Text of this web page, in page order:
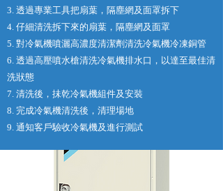
3. 透過專業工具把扇葉，隔塵網及面罩拆下
4. 仔細清洗拆下來的扇葉，隔塵網及面罩
5. 對冷氣機噴灑高濃度清潔劑清洗冷氣機冷凍銅管
6. 透過高壓噴水槍清洗冷氣機排水口，以達至最佳清
洗狀態
7. 清洗後，抺乾冷氣機組件及安裝
8. 完成冷氣機清洗後，清理場地
9. 通知客戶驗收冷氣機及進行測試